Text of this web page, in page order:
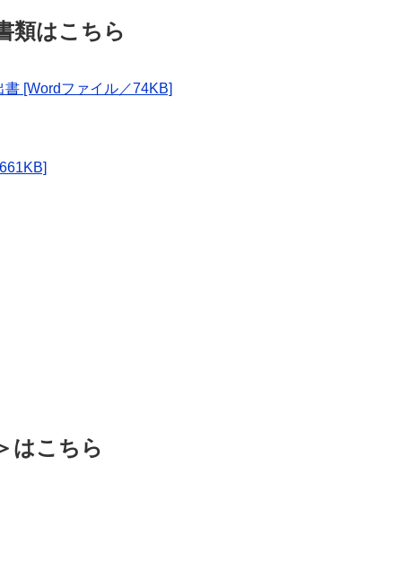
類はこちら
[Wordファイル／74KB]
はこちら